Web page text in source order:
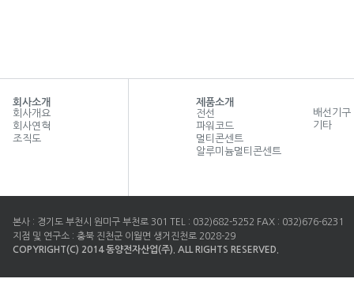
회사소개
회사개요
회사연혁
조직도
제품소개
전선
파워코드
멀티콘센트
알루미늄멀티콘센트
배선기구
기타
본사 : 경기도 부천시 원미구 부천로 301 TEL : 032)682-5252 FAX : 032)676-6231
지점 및 연구소 : 충북 진천군 이월면 생거진천로 2028-29
COPYRIGHT(C) 2014 동양전자산업(주). ALL RIGHTS RESERVED.